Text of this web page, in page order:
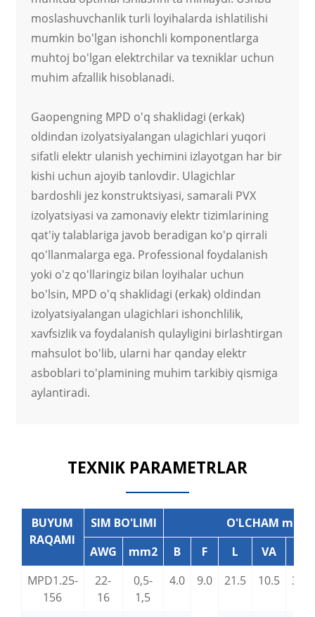
moslashuvchanlik turli loyihalarda ishlatilishi
mumkin bo'lgan ishonchli komponentlarga
muhtoj bo'lgan elektrchilar va texniklar uchun
muhim afzallik hisoblanadi.
Gaopengning MPD o'q shaklidagi (erkak)
oldindan izolyatsiyalangan ulagichlari yuqori
sifatli elektr ulanish yechimini izlayotgan har bir
kishi uchun ajoyib tanlovdir. Ulagichlar
bardoshli jez konstruktsiyasi, samarali PVX
izolyatsiyasi va zamonaviy elektr tizimlarining
qat'iy talablariga javob beradigan ko'p qirrali
qo'llanmalarga ega. Professional foydalanish
yoki o'z qo'llaringiz bilan loyihalar uchun
bo'lsin, MPD o'q shaklidagi (erkak) oldindan
izolyatsiyalangan ulagichlari ishonchlilik,
xavfsizlik va foydalanish qulayligini birlashtirgan
mahsulot bo'lib, ularni har qanday elektr
asboblari to'plamining muhim tarkibiy qismiga
aylantiradi.
TEXNIK PARAMETRLAR
BUYUM
RAQAMI
SIM BO'LIMI
O'LCHAM mm
AWG
mm2 B F L VA
MPD1.25-
156
22-
16
0,5-
1,5
4.0 9.0 21.5 10.5 3.8